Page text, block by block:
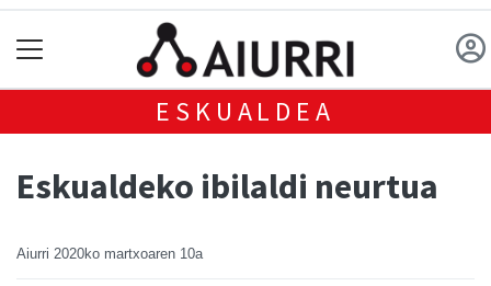
ESKUALDEA
Eskualdeko ibilaldi neurtua
Aiurri 2020ko martxoaren 10a